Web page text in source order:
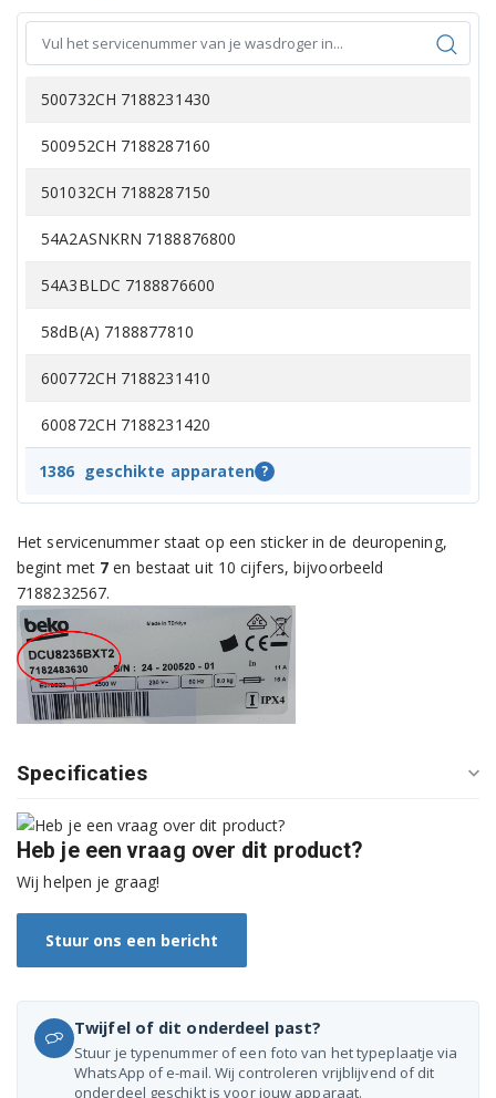
500732CH 7188231430
500952CH 7188287160
501032CH 7188287150
54A2ASNKRN 7188876800
54A3BLDC 7188876600
58dB(A) 7188877810
600772CH 7188231410
600872CH 7188231420
600873CH 7188231400
AIRTOUCH 7188876000
B13BTA++ 7188875200
B3T22491 7188237350
B3T22491M 7188241750
B3T40811 7185531990
B3T41011 7185531960
B3T41011DW 7182483240
B3T41023DW 7188237660
B3T41023DW 7188238310
1386 geschikte apparaten ?
Het servicenummer staat op een sticker in de deuropening,
begint met 7 en bestaat uit 10 cijfers, bijvoorbeeld
7188232567.
Specificaties
Heb je een vraag over dit product?
Wij helpen je graag!
Stuur ons een bericht
Twijfel of dit onderdeel past?
Stuur je typenummer of een foto van het typeplaatje via
WhatsApp of e-mail. Wij controleren vrijblijvend of dit
onderdeel geschikt is voor jouw apparaat.